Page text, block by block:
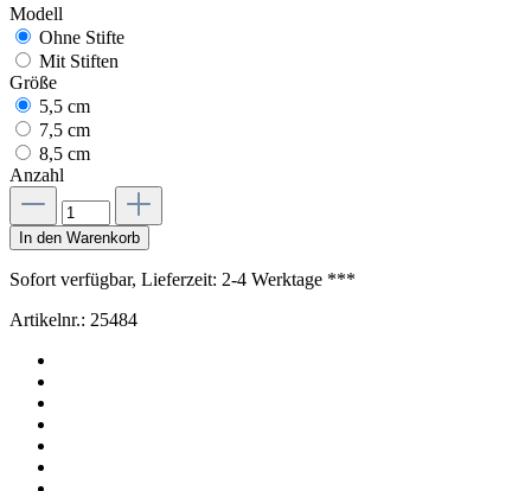
Modell
Ohne Stifte
Mit Stiften
Größe
5,5 cm
7,5 cm
8,5 cm
Anzahl
In den Warenkorb
Sofort verfügbar, Lieferzeit: 2-4 Werktage ***
Artikelnr.: 25484